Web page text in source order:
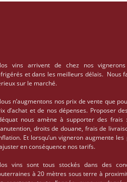
vins arrivent de chez nos
et dans les meilleurs délais. Nous
sur le marché.
n’augmentons nos prix de vente que
d’achat et de nos dépenses. Proposer
nous amène à supporter des
droits de douane, frais de
Et lorsqu’un vigneron augmente
en conséquence nos tarifs.
vins sont tous stockés dans des
à 20 mètres sous terre à